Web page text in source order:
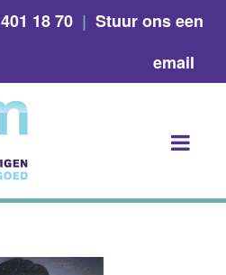
18 70 | Stuur ons een
email